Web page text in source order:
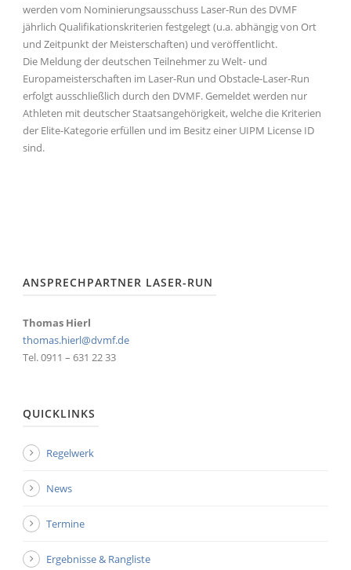
werden vom Nominierungsausschuss Laser-Run des DVMF
jährlich Qualifikationskriterien festgelegt (u.a. abhängig von Ort
und Zeitpunkt der Meisterschaften) und veröffentlicht.
Die Meldung der deutschen Teilnehmer zu Welt- und
Europameisterschaften im Laser-Run und Obstacle-Laser-Run
erfolgt ausschließlich durch den DVMF. Gemeldet werden nur
Athleten mit deutscher Staatsangehörigkeit, welche die Kriterien
der Elite-Kategorie erfüllen und im Besitz einer UIPM License ID
sind.
ANSPRECHPARTNER LASER-RUN
Thomas Hierl
thomas.hierl@dvmf.de
Tel. 0911 – 631 22 33
QUICKLINKS
Regelwerk
News
Termine
Ergebnisse & Rangliste